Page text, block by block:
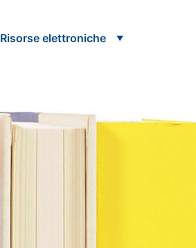
Risorse elettroniche